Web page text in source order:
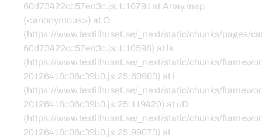
60d73422cc57ed3c.js:1:10791 at Array.map
(<anonymous>) at O
(https://www.textilhuset.se/_next/static/chunks/pages/
60d73422cc57ed3c.js:1:10598) at lk
(https://www.textilhuset.se/_next/static/chunks/
20126418c06c39b0.js:25:60903) at i
(https://www.textilhuset.se/_next/static/chunks/
20126418c06c39b0.js:25:119420) at uD
(https://www.textilhuset.se/_next/static/chunks/
20126418c06c39b0.js:25:99073) at